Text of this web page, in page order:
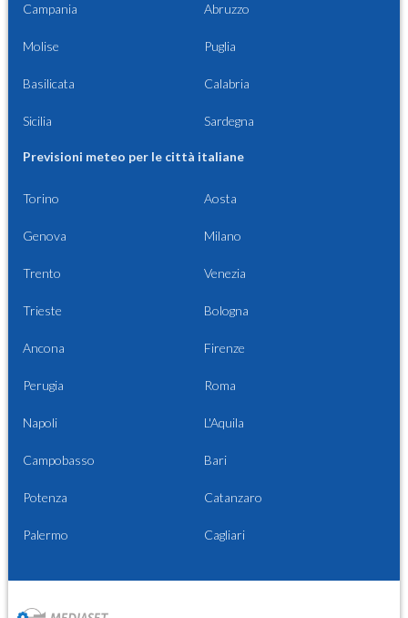
Campania Abruzzo
Molise Puglia
Basilicata Calabria
Sicilia Sardegna
Previsioni meteo per le città italiane
Torino Aosta
Genova Milano
Trento Venezia
Trieste Bologna
Ancona Firenze
Perugia Roma
Napoli L'Aquila
Campobasso Bari
Potenza Catanzaro
Palermo Cagliari